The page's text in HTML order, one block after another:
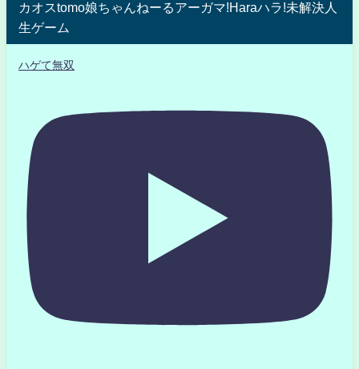
カオスtomo娘ちゃんねーるアーガマ!Haraハラ!未解決人
生ゲーム
ハゲて無双